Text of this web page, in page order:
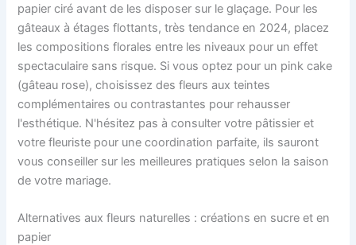
papier ciré avant de les disposer sur le glaçage. Pour les
gâteaux à étages flottants, très tendance en 2024, placez
les compositions florales entre les niveaux pour un effet
spectaculaire sans risque. Si vous optez pour un pink cake
(gâteau rose), choisissez des fleurs aux teintes
complémentaires ou contrastantes pour rehausser
l'esthétique. N'hésitez pas à consulter votre pâtissier et
votre fleuriste pour une coordination parfaite, ils sauront
vous conseiller sur les meilleures pratiques selon la saison
de votre mariage.
Alternatives aux fleurs naturelles : créations en sucre et en
papier